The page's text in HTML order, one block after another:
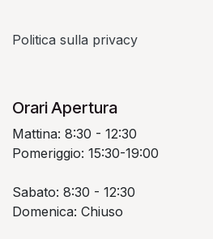
Politica sulla privacy
Orari Apertura
Mattina: 8:30 - 12:30
Pomeriggio: 15:30-19:00
Sabato: 8:30 - 12:30
Domenica: Chiuso